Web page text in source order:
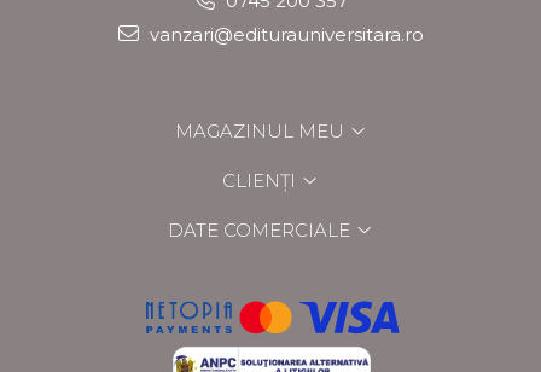
vanzari@editurauniversitara.ro
MAGAZINUL MEU
CLIENȚI
DATE COMERCIALE